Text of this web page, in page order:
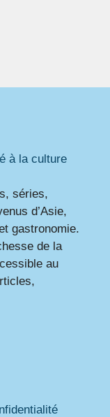
à la culture
séries,
d’Asie,
gastronomie.
de la
au